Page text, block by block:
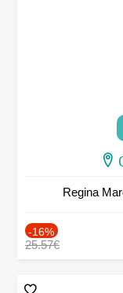
Regina
-16%
25.57€